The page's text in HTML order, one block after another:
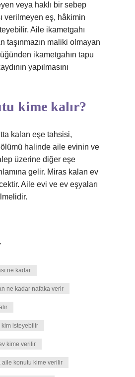
veya haklı bir sebep
verilmeyen eş, hâkimin
Aile ikametgahı
taşınmazın maliki olmayan
ikametgahın tapu
yapılmasını
kime kalır?
kalan eşe tahsisi,
halinde aile evinin ve
üzerine diğer eşe
gelir. Miras kalan ev
Aile evi ve ev eşyaları
ne kadar
ne kadar nafaka verir
isteyebilir
kime verilir
aile konutu kime verilir